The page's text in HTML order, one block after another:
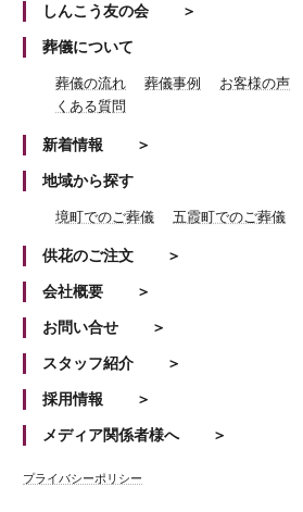
しんこう友の会
葬儀について
葬儀の流れ 葬儀事例 お客様の声
くある質問
新着情報
地域から探す
境町でのご葬儀 五霞町でのご葬儀
供花のご注文
会社概要
お問い合せ
スタッフ紹介
採用情報
メディア関係者様へ
プライバシーポリシー